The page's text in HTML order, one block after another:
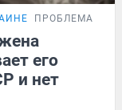
ПРОБЛЕМА
его
и нет